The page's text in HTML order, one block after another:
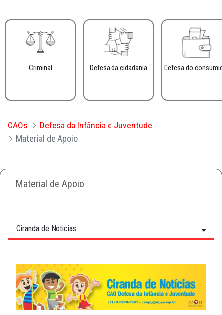
Criminal Defesa da cidadania Defesa do
CAOs
Defesa da Infância e Juventude
Material de Apoio
Material de Apoio
Ciranda de Noticias